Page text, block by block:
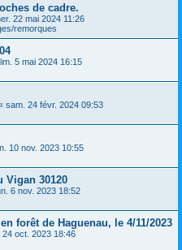
de cadre.
22 mai 2024 11:26
remorques
5 mai 2024 16:15
sam. 24 févr. 2024 09:53
10 nov. 2023 10:55
Vigan 30120
6 nov. 2023 18:52
forêt de Haguenau, le 4/11/2023
24 oct. 2023 18:46